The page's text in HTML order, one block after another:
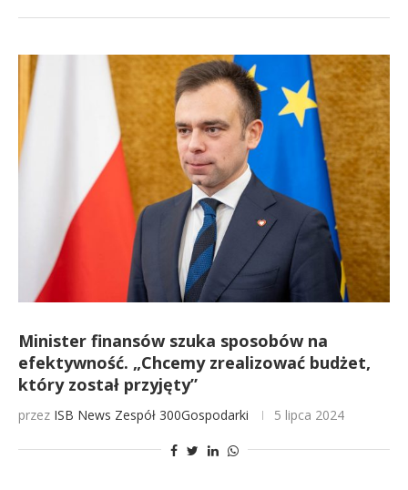
Minister finansów szuka sposobów na
efektywność. „Chcemy zrealizować budżet,
który został przyjęty”
przez ISB News Zespół 300Gospodarki 5 lipca 2024